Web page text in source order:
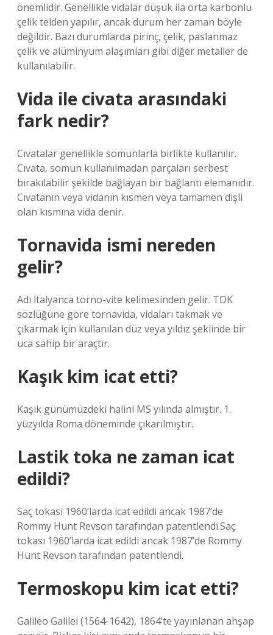
önemlidir. Genellikle vidalar düşük ila orta karbonlu
çelik telden yapılır, ancak durum her zaman böyle
değildir. Bazı durumlarda pirinç, çelik, paslanmaz
çelik ve alüminyum alaşımları gibi diğer metaller de
kullanılabilir.
Vida ile civata arasındaki
fark nedir?
Cıvatalar genellikle somunlarla birlikte kullanılır.
Cıvata, somun kullanılmadan parçaları serbest
bırakılabilir şekilde bağlayan bir bağlantı elemanıdır.
Cıvatanın veya vidanın kısmen veya tamamen dişli
olan kısmına vida denir.
Tornavida ismi nereden
gelir?
Adı İtalyanca torno-vite kelimesinden gelir. TDK
sözlüğüne göre tornavida, vidaları takmak ve
çıkarmak için kullanılan düz veya yıldız şeklinde bir
uca sahip bir araçtır.
Kaşık kim icat etti?
Kaşık günümüzdeki halini MS yılında almıştır. 1.
yüzyılda Roma döneminde çıkarılmıştır.
Lastik toka ne zaman icat
edildi?
Saç tokası 1960’larda icat edildi ancak 1987’de
Rommy Hunt Revson tarafından patentlendi.Saç
tokası 1960’larda icat edildi ancak 1987’de Rommy
Hunt Revson tarafından patentlendi.
Termoskopu kim icat etti?
Galileo Galilei (1564-1642), 1864’te yayınlanan ahşap